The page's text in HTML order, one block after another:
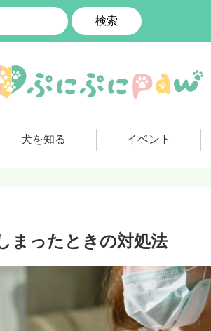
検索
犬を知る イベント
まったときの対処法